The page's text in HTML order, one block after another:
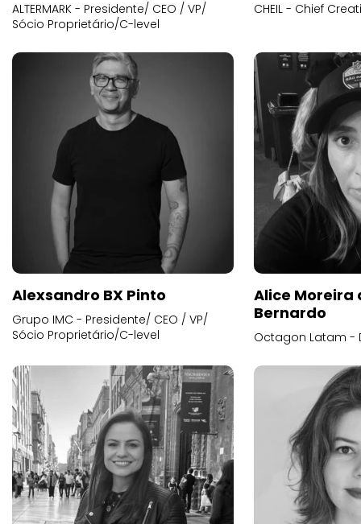
ALTERMARK - Presidente/ CEO / VP/
Sócio Proprietário/C-level
CHEIL - Chief
Alexsandro BX Pinto
Grupo IMC - Presidente/ CEO / VP/
Sócio Proprietário/C-level
Alice
Bernardo
Octagon Latam -